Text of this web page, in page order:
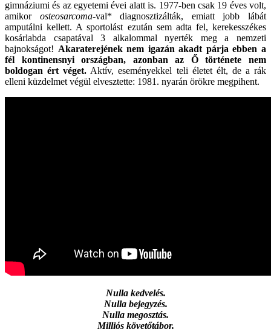
gimnáziumi és az egyetemi évei alatt is. 1977-ben csak 19 éves volt,
amikor osteosarcoma-val* diagnosztizálták, emiatt jobb lábát
amputálni kellett. A sportolást ezután sem adta fel, kerekesszékes
kosárlabda csapatával 3 alkalommal nyerték meg a nemzeti
bajnokságot! Akaraterejének nem igazán akadt párja ebben a
fél kontinensnyi országban, azonban az Ő története nem
boldogan ért véget. Aktív, eseményekkel teli életet élt, de a rák
elleni küzdelmet végül elvesztette: 1981. nyarán örökre megpihent.
Nulla kedvelés.
Nulla bejegyzés.
Nulla megosztás.
Milliós követőtábor.